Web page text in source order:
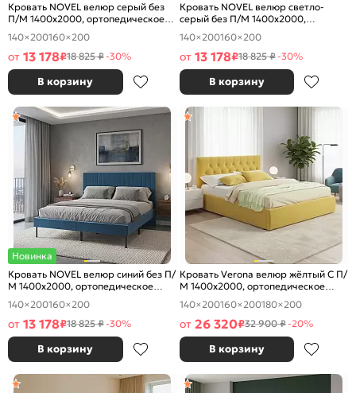
Кровать NOVEL велюр серый без
П/М 1400x2000, ортопедическое
основание, изголовье мягкое
140×200160×200
от 13 178₽18 825 ₽-30%
В корзину
Кровать NOVEL велюр светло-
серый без П/М 1400x2000,
ортопедическое основание,
изголовье мягкое
140×200160×200
от 13 178₽18 825 ₽-30%
В корзину
Новинка
Кровать NOVEL велюр синий без П/
М 1400x2000, ортопедическое
основание, изголовье мягкое
140×200160×200
от 13 178₽18 825 ₽-30%
В корзину
Кровать Verona велюр жёлтый С П/
М 1400x2000, ортопедическое
основание, изголовье мягкое
140×200160×200180×200
от 26 320₽32 900 ₽-20%
В корзину